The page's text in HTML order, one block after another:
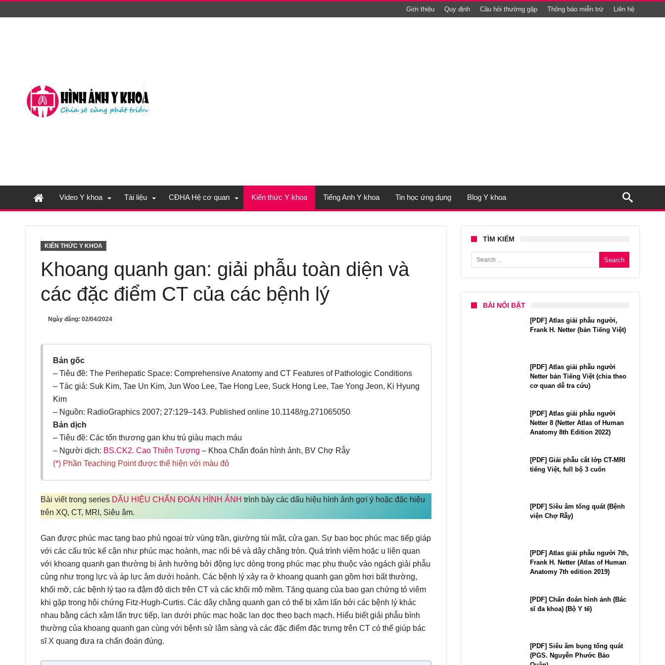
Giới thiệu Quy định Câu hỏi thường gặp Thông báo miễn trừ Liên hệ
Video Y khoa Tài liệu CĐHA Hệ cơ quan Kiến thức Y khoa Tiếng Anh Y khoa Tin học ứng dụng Blog Y khoa
KIẾN THỨC Y KHOA
Khoang quanh gan: giải phẫu toàn diện và
các đặc điểm CT của các bệnh lý
Ngày đăng: 02/04/2024
Bản gốc
– Tiêu đề: The Perihepatic Space: Comprehensive Anatomy and CT Features of Pathologic Conditions
– Tác giả: Suk Kim, Tae Un Kim, Jun Woo Lee, Tae Hong Lee, Suck Hong Lee, Tae Yong Jeon, Ki Hyung
Kim
– Nguồn: RadioGraphics 2007; 27:129–143. Published online 10.1148/rg.271065050
Bản dịch
– Tiêu đề: Các tổn thương gan khu trú giàu mạch máu
– Người dịch: BS.CK2. Cao Thiên Tượng – Khoa Chẩn đoán hình ảnh, BV Chợ Rẫy
(*) Phần Teaching Point được thể hiện với màu đỏ
Bài viết trong series DẤU HIỆU CHẨN ĐOÁN HÌNH ẢNH trình bày các dấu hiệu hình ảnh gợi ý hoặc đặc hiệu
trên XQ, CT, MRI, Siêu âm.
Gan được phúc mạc tạng bao phủ ngoại trừ vùng trần, giường túi mật, cửa gan. Sự bao bọc phúc mạc tiếp giáp
với các cấu trúc kế cận như phúc mạc hoành, mạc nối bé và dây chằng tròn. Quá trình viêm hoặc u liên quan
với khoang quanh gan thường bị ảnh hưởng bởi động lực dòng trong phúc mạc phụ thuộc vào ngách giải phẫu
củng như trọng lực và áp lực âm dưới hoành. Các bệnh lý xảy ra ở khoang quanh gan gồm hơi bất thường,
khối mỡ, các bệnh lý tạo ra đậm độ dịch trên CT và các khối mô mềm. Tăng quang của bao gan chứng tỏ viêm
khi gặp trong hội chứng Fitz-Hugh-Curtis. Các dây chằng quanh gan có thể bị xâm lấn bởi các bệnh lý khác
nhau bằng cách xâm lấn trực tiếp, lan dưới phúc mạc hoặc lan dọc theo bạch mạch. Hiểu biết giải phẫu bình
thường của khoang quanh gan cùng với bệnh sử lâm sàng và các đặc điểm đặc trưng trên CT có thể giúp bác
sĩ X quang đưa ra chẩn đoán đúng.
TÌM KIẾM
Search for:
BÀI NỔI BẬT
[PDF] Atlas giải phẫu người,
Frank H. Netter (bản Tiếng Việt)
[PDF] Atlas giải phẫu người
Netter bản Tiếng Việt (chia theo
cơ quan dễ tra cứu)
[PDF] Atlas giải phẫu người
Netter 8 (Netter Atlas of Human
Anatomy 8th Edition 2022)
[PDF] Giải phẫu cắt lớp CT-MRI
tiếng Việt, full bộ 3 cuốn
[PDF] Siêu âm tổng quát (Bệnh
viện Chợ Rẫy)
[PDF] Atlas giải phẫu người 7th,
Frank H. Netter (Atlas of Human
Anatomy 7th edition 2019)
[PDF] Chẩn đoán hình ảnh (Bác
sĩ đa khoa) (Bộ Y tế)
[PDF] Siêu âm bụng tổng quát
(PGS. Nguyễn Phước Bảo